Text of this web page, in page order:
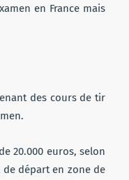
en France mais
des cours de tir
20.000 euros, selon
départ en zone de